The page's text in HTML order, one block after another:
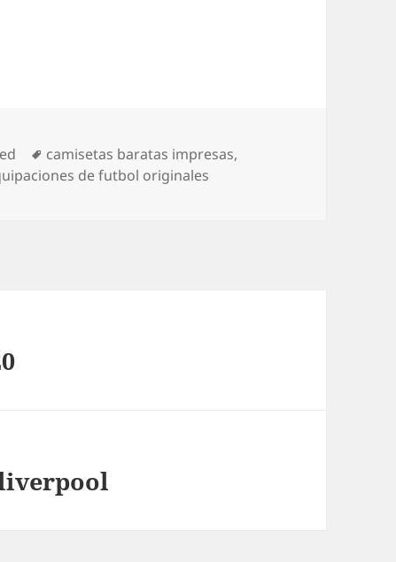
Etiquetas
camisetas baratas impresas,
de futbol originales